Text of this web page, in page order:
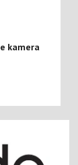
kamera